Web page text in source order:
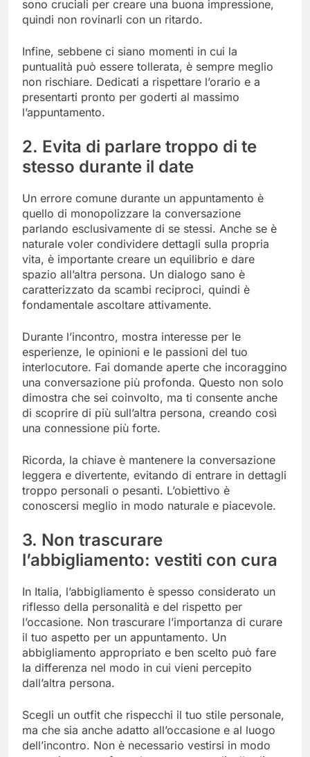
sono cruciali per creare una buona impressione,
quindi non rovinarli con un ritardo.
Infine, sebbene ci siano momenti in cui la
puntualità può essere tollerata, è sempre meglio
non rischiare. Dedicati a rispettare l’orario e a
presentarti pronto per goderti al massimo
l’appuntamento.
2. Evita di parlare troppo di te
stesso durante il date
Un errore comune durante un appuntamento è
quello di monopolizzare la conversazione
parlando esclusivamente di se stessi. Anche se è
naturale voler condividere dettagli sulla propria
vita, è importante creare un equilibrio e dare
spazio all’altra persona. Un dialogo sano è
caratterizzato da scambi reciproci, quindi è
fondamentale ascoltare attivamente.
Durante l’incontro, mostra interesse per le
esperienze, le opinioni e le passioni del tuo
interlocutore. Fai domande aperte che incoraggino
una conversazione più profonda. Questo non solo
dimostra che sei coinvolto, ma ti consente anche
di scoprire di più sull’altra persona, creando così
una connessione più forte.
Ricorda, la chiave è mantenere la conversazione
leggera e divertente, evitando di entrare in dettagli
troppo personali o pesanti. L’obiettivo è
conoscersi meglio in modo naturale e piacevole.
3. Non trascurare
l’abbigliamento: vestiti con cura
In Italia, l’abbigliamento è spesso considerato un
riflesso della personalità e del rispetto per
l’occasione. Non trascurare l’importanza di curare
il tuo aspetto per un appuntamento. Un
abbigliamento appropriato e ben scelto può fare
la differenza nel modo in cui vieni percepito
dall’altra persona.
Scegli un outfit che rispecchi il tuo stile personale,
ma che sia anche adatto all’occasione e al luogo
dell’incontro. Non è necessario vestirsi in modo